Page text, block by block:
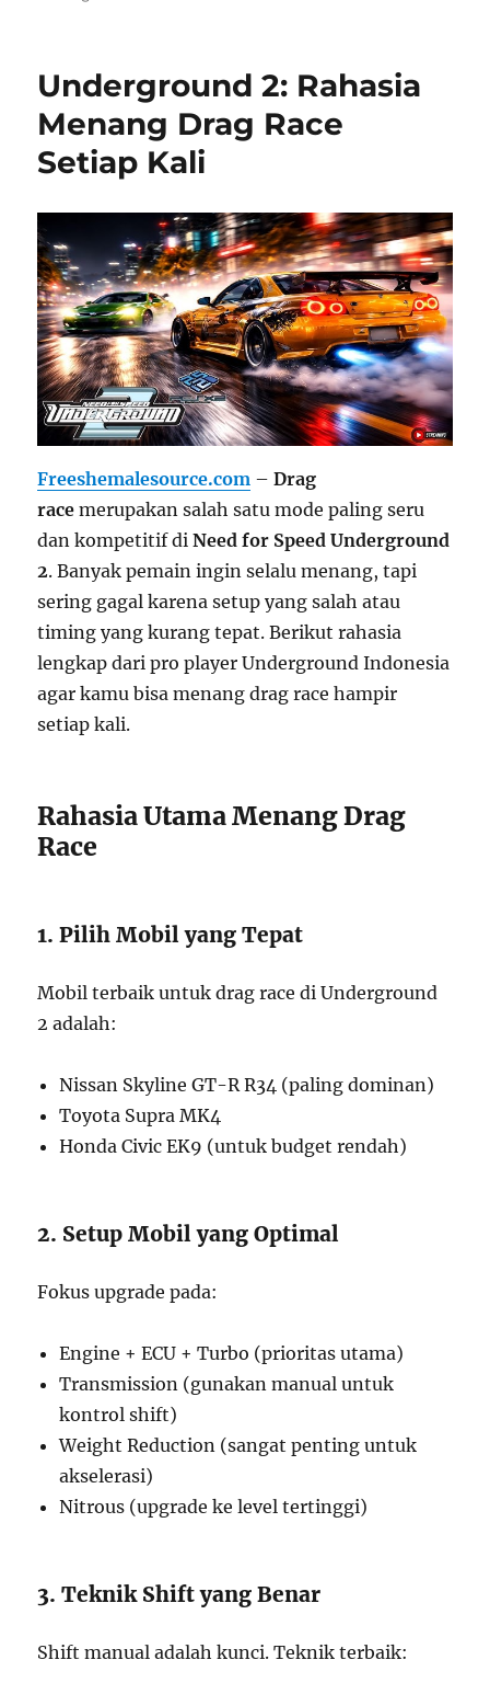
Underground 2: Rahasia
Menang Drag Race
Setiap Kali
Freeshemalesource.com –Drag
race merupakan salah satu mode paling seru
dan kompetitif diNeed for Speed Underground
2. Banyak pemain ingin selalu menang, tapi
sering gagal karena setup yang salah atau
timing yang kurang tepat. Berikut rahasia
lengkap dari pro player Underground Indonesia
agar kamu bisa menang drag race hampir
setiap kali.
Rahasia Utama Menang Drag
Race
1. Pilih Mobil yang Tepat
Mobil terbaik untuk drag race di Underground
2 adalah:
Nissan Skyline GT-R R34 (paling dominan)
Toyota Supra MK4
Honda Civic EK9 (untuk budget rendah)
2. Setup Mobil yang Optimal
Fokus upgrade pada:
Engine + ECU + Turbo (prioritas utama)
Transmission (gunakan manual untuk
kontrol shift)
Weight Reduction (sangat penting untuk
akselerasi)
Nitrous (upgrade ke level tertinggi)
3. Teknik Shift yang Benar
Shift manual adalah kunci. Teknik terbaik: